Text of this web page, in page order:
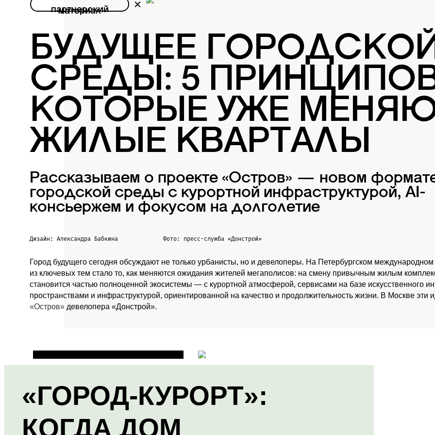
партнерский
материал
БУДУЩЕЕ
СРЕДЫ: 5
КОТОРЫЕ УЖЕ
ЖИЛЫЕ КВАРТАЛЫ
Рассказываем о проекте «Остров» — новом
городской среды с курортной инфраструктурой, AI-
консьержем и фокусом на долголетие
Дизайн: Александра Бабкина Фото: пресс-служба «Донстрой»
Город будущего сегодня обсуждают не только урбанисты, но и девелоперы. На Петербургском
из ключевых тем стало то, как меняются ожидания жителей мегаполисов: на смену привычным жилым
становится частью полноценной экосистемы — с курортной атмосферой, сервисами на базе искусственного
пространствами и инфраструктурой, ориентированной на качество и продолжительность жизни. В Москве
«Остров» девелопера «Донстрой».
«ГОРОД-КУРОРТ»:
КОГДА ДОМ